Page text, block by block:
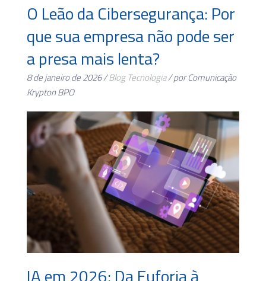
O Leão da Cibersegurança: Por
que sua empresa não pode ser
a presa mais lenta?
8 de janeiro de 2026 /Blog Tecnologia/ por Comunicação
Krypton BPO
IA em 2026: Da Euforia à